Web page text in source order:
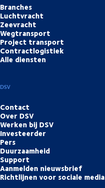
Branches
Luchtvracht
Zeevracht
Wegtransport
Project transport
Contractlogistiek
Alle diensten
DSV
Contact
Over DSV
Werken bij DSV
Investeerder
Pers
Duurzaamheid
Support
Aanmelden nieuwsbrief
Richtlijnen voor sociale media